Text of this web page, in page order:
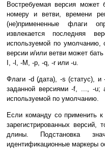
Востребуемая версия
номеру и ветви, времени
(не)примененные флаги
извлекается последняя
используемой по
версии и/или ветви может
I, -l, -M, -p, -q, -r или -u.
Флаги -d (дата), -s (статус), и
заданной версиями -f, ..., -u;
используемой по умолчанию.
Если команду co применить
зарегистрированных версий,
длины. Подстановка
идентификационные маркеры